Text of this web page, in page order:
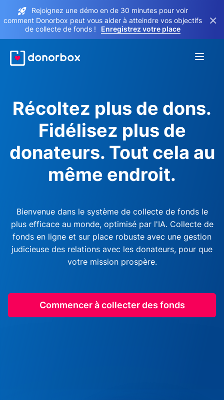
Rejoignez une démo en de 30 minutes pour voir
comment Donorbox peut vous aider à atteindre vos objectifs
de collecte de fonds !
Enregistrez votre place
×
Récoltez plus de dons.
Fidélisez plus de
donateurs. Tout cela au
même endroit.
Bienvenue dans le système de collecte de fonds le
plus efficace au monde, optimisé par l'IA. Collecte de
fonds en ligne et sur place robuste avec une gestion
judicieuse des relations avec les donateurs, pour que
votre mission prospère.
Commencer à collecter des fonds